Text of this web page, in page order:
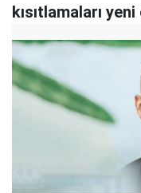
kısıtlamaları